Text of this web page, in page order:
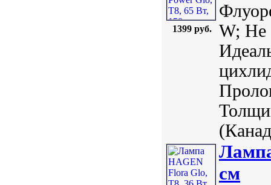
1399 руб.
W; Не
см